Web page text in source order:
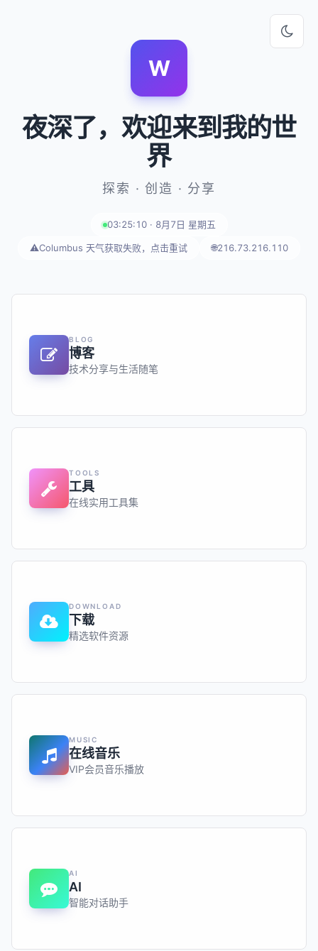
W
夜深了，欢迎来到我的世
界
探索 · 创造 · 分享
03:25:10 · 8月7日 星期五
⚠️Columbus 天气获取失败，点击重试 🌐216.73.216.110
BLOG
博客
技术分享与生活随笔
TOOLS
工具
在线实用工具集
DOWNLOAD
下载
精选软件资源
MUSIC
在线音乐
VIP会员音乐播放
AI
AI
智能对话助手